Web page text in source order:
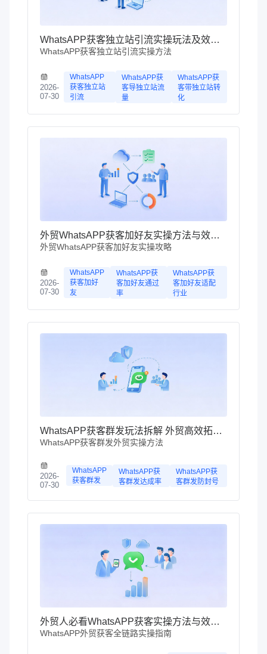
WhatsAPP获客独立站引流实操玩法及效率提升方案
WhatsAPP获客独立站引流实操方法
2026-
07-30
WhatsAPP
获客独立站
引流
WhatsAPP获
客导独立站流
量
WhatsAPP获
客带独立站转
化
外贸WhatsAPP获客加好友实操方法与效率提升攻略
外贸WhatsAPP获客加好友实操攻略
2026-
07-30
WhatsAPP
获客加好
友
WhatsAPP获
客加好友通过
率
WhatsAPP获
客加好友适配
行业
WhatsAPP获客群发玩法拆解 外贸高效拓客指南
WhatsAPP获客群发外贸实操方法
2026-
07-30
WhatsAPP
获客群发
WhatsAPP获
客群发达成率
WhatsAPP获
客群发防封号
外贸人必看WhatsAPP获客实操方法与效率提升指南
WhatsAPP外贸获客全链路实操指南